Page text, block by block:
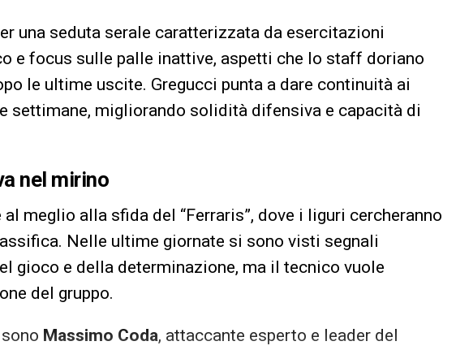
una seduta serale caratterizzata da esercitazioni
e focus sulle palle inattive, aspetti che lo staff doriano
le ultime uscite. Gregucci punta a dare continuità ai
settimane, migliorando solidità difensiva e capacità di
nel mirino
al meglio alla sfida del “Ferraris”, dove i liguri cercheranno
Nelle ultime giornate si sono visti segnali
gioco e della determinazione, ma il tecnico vuole
del gruppo.
Massimo Coda, attaccante esperto e leader del